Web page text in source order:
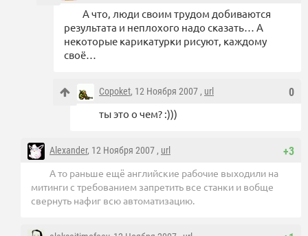
А что, люди своим трудом добиваются
результата и неплохого надо сказать… А
некоторые карикатурки рисуют, каждому
своё…
0
Copoket, 12 Ноября 2007 , url
ты это о чем? :)))
+3
Alexander, 12 Ноября 2007 , url
А то раньше ещё английские рабочие выходили на
митинги с требованием запретить все станки и вобще
свернуть нафиг всю автоматизацию.